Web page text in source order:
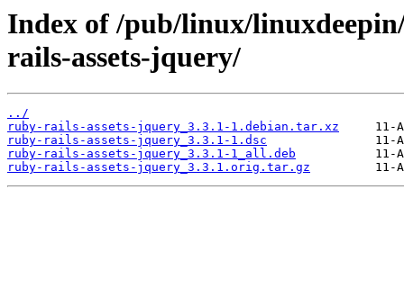
Index of /pub/linux/
rails-assets-jquery/
../
ruby-rails-assets-jquery_3.3.1-1.debian.tar.xz
ruby-rails-assets-jquery_3.3.1-1.dsc
ruby-rails-assets-jquery_3.3.1-1_all.deb
ruby-rails-assets-jquery_3.3.1.orig.tar.gz